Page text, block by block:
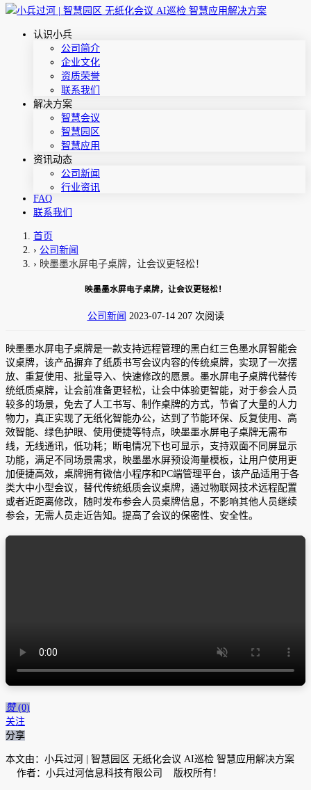
认识小兵
公司简介
企业文化
资质荣誉
联系我们
解决方案
智慧会议
智慧园区
智慧应用
资讯动态
公司新闻
行业资讯
FAQ
联系我们
首页
› 公司新闻
› 映墨墨水屏电子桌牌，让会议更轻松！
映墨墨水屏电子桌牌，让会议更轻松！
公司新闻 2023-07-14 207 次阅读
映墨墨水屏电子桌牌是一款支持远程管理的黑白红三色墨水屏智能会
议桌牌，该产品摒弃了纸质书写会议内容的传统桌牌，实现了一次摆
放、重复使用、批量导入、快速修改的愿景。墨水屏电子桌牌代替传
统纸质桌牌，让会前准备更轻松，让会中体验更智能，对于参会人员
较多的场景，免去了人工书写、制作桌牌的方式，节省了大量的人力
物力，真正实现了无纸化智能办公，达到了节能环保、反复使用、高
效智能、绿色护眼、使用便捷等特点，映墨墨水屏电子桌牌无需布
线，无线通讯，低功耗；断电情况下也可显示，支持双面不同屏显示
功能，满足不同场景需求，映墨墨水屏预设海量模板，让用户使用更
加便捷高效，桌牌拥有微信小程序和PC端管理平台，该产品适用于各
类大中小型会议，替代传统纸质会议桌牌，通过物联网技术远程配置
或者近距离修改，随时发布参会人员桌牌信息，不影响其他人员继续
参会，无需人员走近告知。提高了会议的保密性、安全性。
赞 (0)
关注
分享
本文由：小兵过河 | 智慧园区 无纸化会议 AI巡检 智慧应用解决方案
作者：小兵过河信息科技有限公司 版权所有！